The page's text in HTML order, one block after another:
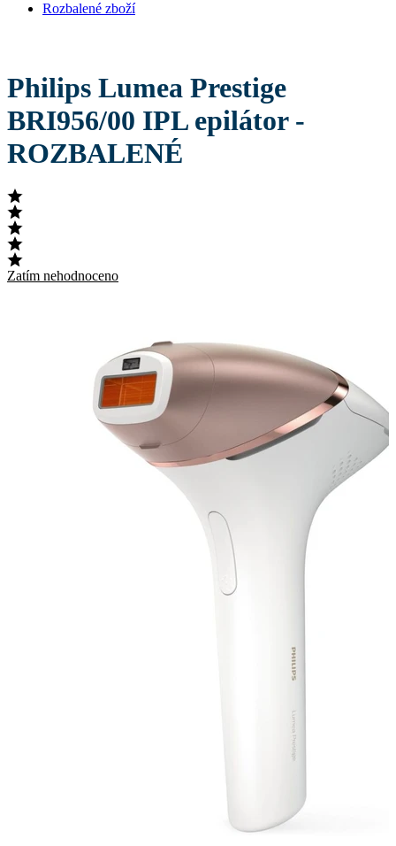
Rozbalené zboží
Philips Lumea Prestige
BRI956/00 IPL epilátor -
ROZBALENÉ
Zatím nehodnoceno